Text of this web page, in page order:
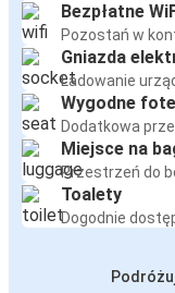
Bezpłatne
Pozostań w
Gniazda
Ładowanie
Wygodne
Dodatkowa
Miejsce na
Przestrzeń do
Toalety
Dogodnie